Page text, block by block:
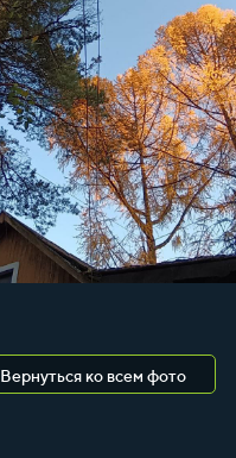
Вернуться ко всем фото